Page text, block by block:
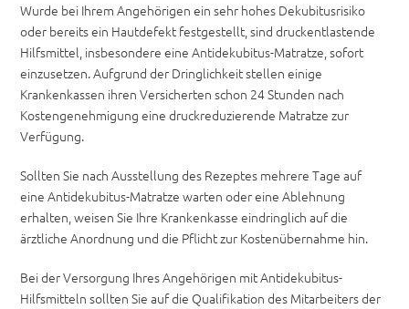
Wurde bei Ihrem Angehörigen ein sehr hohes Dekubitusrisiko
oder bereits ein Hautdefekt festgestellt, sind druckentlastende
Hilfsmittel, insbesondere eine Antidekubitus-Matratze, sofort
einzusetzen. Aufgrund der Dringlichkeit stellen einige
Krankenkassen ihren Versicherten schon 24 Stunden nach
Kostengenehmigung eine druckreduzierende Matratze zur
Verfügung.
Sollten Sie nach Ausstellung des Rezeptes mehrere Tage auf
eine Antidekubitus-Matratze warten oder eine Ablehnung
erhalten, weisen Sie Ihre Krankenkasse eindringlich auf die
ärztliche Anordnung und die Pflicht zur Kostenübernahme hin.
Bei der Versorgung Ihres Angehörigen mit Antidekubitus-
Hilfsmitteln sollten Sie auf die Qualifikation des Mitarbeiters der